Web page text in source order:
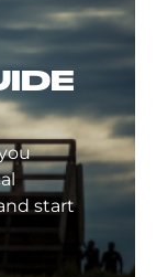
start